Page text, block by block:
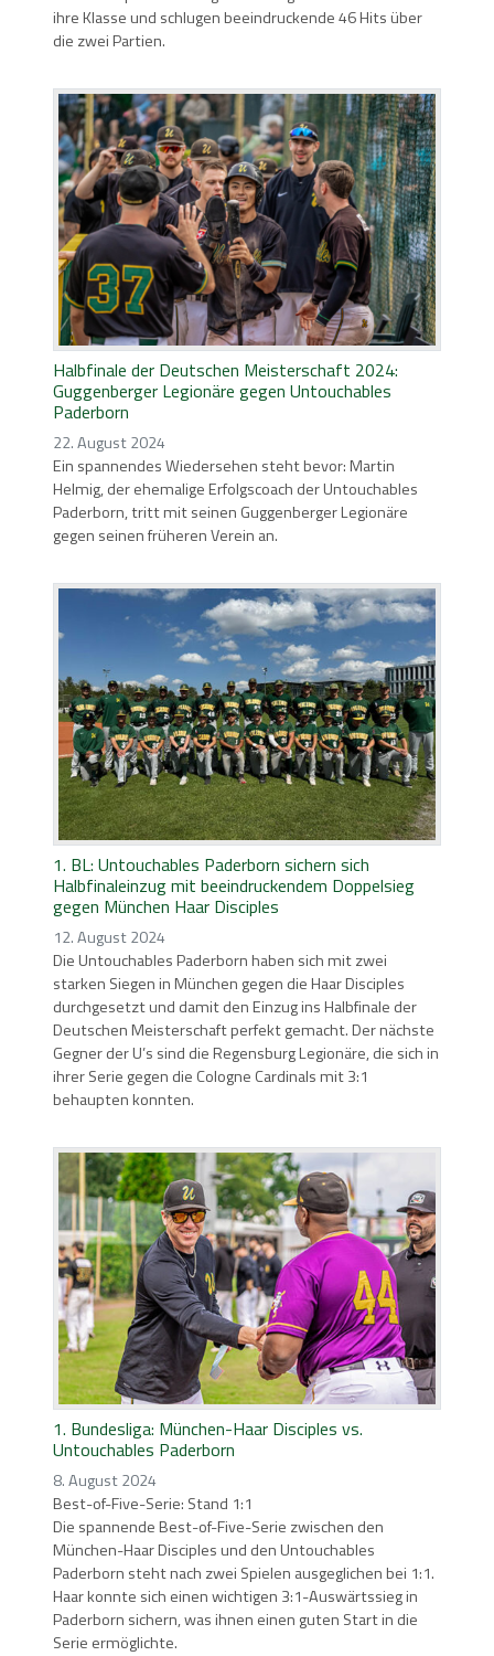
ihre Klasse und schlugen beeindruckende 46 Hits über
die zwei Partien.
Halbfinale der Deutschen Meisterschaft 2024:
Guggenberger Legionäre gegen Untouchables
Paderborn
22. August 2024
Ein spannendes Wiedersehen steht bevor: Martin
Helmig, der ehemalige Erfolgscoach der Untouchables
Paderborn, tritt mit seinen Guggenberger Legionäre
gegen seinen früheren Verein an.
1. BL: Untouchables Paderborn sichern sich
Halbfinaleinzug mit beeindruckendem Doppelsieg
gegen München Haar Disciples
12. August 2024
Die Untouchables Paderborn haben sich mit zwei
starken Siegen in München gegen die Haar Disciples
durchgesetzt und damit den Einzug ins Halbfinale der
Deutschen Meisterschaft perfekt gemacht. Der nächste
Gegner der U’s sind die Regensburg Legionäre, die sich in
ihrer Serie gegen die Cologne Cardinals mit 3:1
behaupten konnten.
1. Bundesliga: München-Haar Disciples vs.
Untouchables Paderborn
8. August 2024
Best-of-Five-Serie: Stand 1:1
Die spannende Best-of-Five-Serie zwischen den
München-Haar Disciples und den Untouchables
Paderborn steht nach zwei Spielen ausgeglichen bei 1:1.
Haar konnte sich einen wichtigen 3:1-Auswärtssieg in
Paderborn sichern, was ihnen einen guten Start in die
Serie ermöglichte.